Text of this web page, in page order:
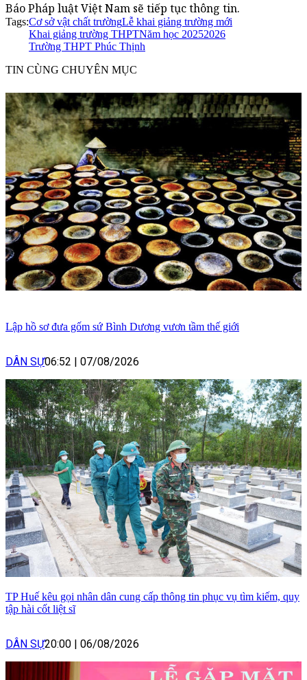
Báo Pháp luật Việt Nam sẽ tiếp tục thông tin.
Tags:Cơ sở vật chất trườngLễ khai giảng trường mới
Khai giảng trường THPTNăm học 20252026
Trường THPT Phúc Thịnh
TIN CÙNG CHUYÊN MỤC
Lập hồ sơ đưa gốm sứ Bình Dương vươn tầm thế giới
DÂN SỰ06:52 07/08/2026
TP Huế kêu gọi nhân dân cung cấp thông tin phục vụ tìm kiếm, quy
tập hài cốt liệt sĩ
DÂN SỰ20:00 06/08/2026